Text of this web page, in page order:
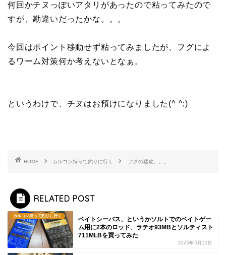
何回かチヌっぽいアタリがあったので粘ってみたので
すが、勘違いだったかな。。。
今回はポイント移動せず粘ってみましたが、フグによ
るワーム対策何か考えないとなぁ。
というわけで、チヌはお預けになりました(^ ^;)
HOME カルコン持って釣りに行く フグの猛攻。。。
RELATED POST
カルコン持って釣りに行く
ベイトシーバス、というかソルトでのベイトゲー
ム用に2本のロッド、ラテオ93MBとソルティスト
711MLBを買ってみた
2025年5月22日